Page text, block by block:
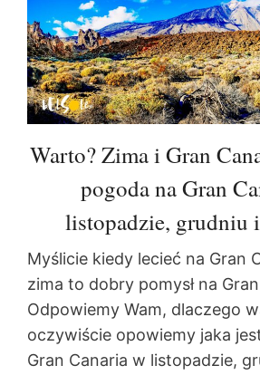
Warto? Zima i Gran
pogoda na Gran
listopadzie, grudniu
Myślicie kiedy lecieć na Gran
zima to dobry pomysł na
Odpowiemy Wam, dlaczego
oczywiście opowiemy jaka
Gran Canaria w listopadzie,